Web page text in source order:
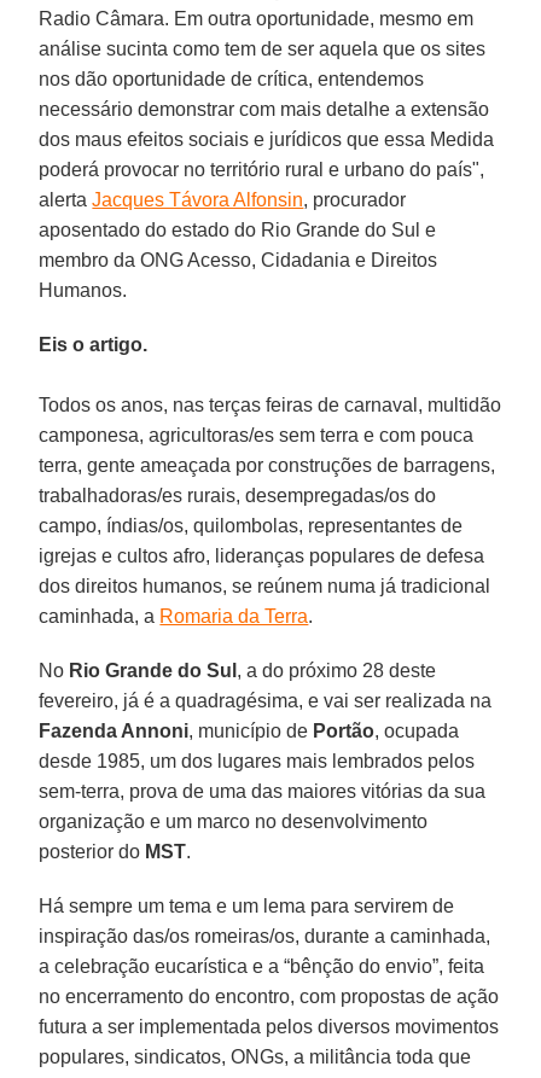
Radio Câmara. Em outra oportunidade, mesmo em
análise sucinta como tem de ser aquela que os sites
nos dão oportunidade de crítica, entendemos
necessário demonstrar com mais detalhe a extensão
dos maus efeitos sociais e jurídicos que essa Medida
poderá provocar no território rural e urbano do país",
alertaJacques Távora Alfonsin, procurador
aposentado do estado do Rio Grande do Sul e
membro da ONG Acesso, Cidadania e Direitos
Humanos.
Eis o artigo.
Todos os anos, nas terças feiras de carnaval, multidão
camponesa, agricultoras/es sem terra e com pouca
terra, gente ameaçada por construções de barragens,
trabalhadoras/es rurais, desempregadas/os do
campo, índias/os, quilombolas, representantes de
igrejas e cultos afro, lideranças populares de defesa
dos direitos humanos, se reúnem numa já tradicional
caminhada, a Romaria da Terra.
No Rio Grande do Sul , a do próximo 28 deste
fevereiro, já é a quadragésima, e vai ser realizada na
Fazenda Annoni, município de Portão, ocupada
desde 1985, um dos lugares mais lembrados pelos
sem-terra, prova de uma das maiores vitórias da sua
organização e um marco no desenvolvimento
posterior do MST.
Há sempre um tema e um lema para servirem de
inspiração das/os romeiras/os, durante a caminhada,
a celebração eucarística e a “bênção do envio”, feita
no encerramento do encontro, com propostas de ação
futura a ser implementada pelos diversos movimentos
populares, sindicatos, ONGs, a militância toda que